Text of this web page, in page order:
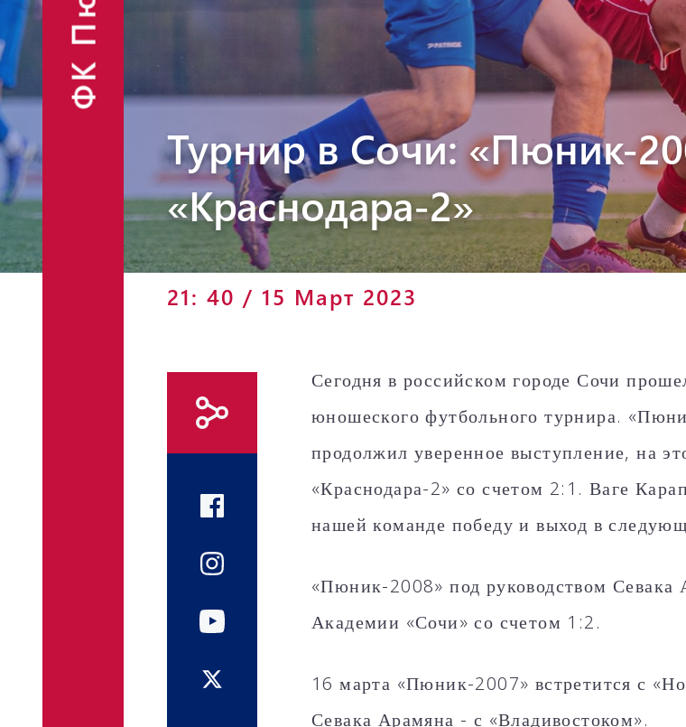
Финансовые
отчёты
Объявления
Пюник 2012-2
Фан-шоп
Турнир в Сочи: «Пюник-
«Краснодара-2»
21: 40 / 15 Март 2023
Сегодня в российском городе Сочи
юношеского футбольного турнира.
продолжил уверенное выступление, на
«Краснодара-2» со счетом 2:1. Ваге
нашей команде победу и выход в
«Пюник-2008» под руководством Севака
Академии «Сочи» со счетом 1:2.
16 марта «Пюник-2007» встретится с
Севака Арамяна - с «Владивостоком».